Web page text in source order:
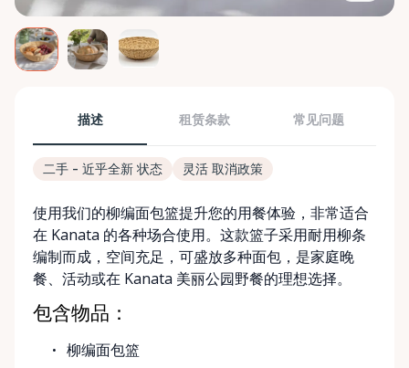
描述 租赁条款 常见问题
二手 - 近乎全新 状态 灵活 取消政策
使用我们的柳编面包篮提升您的用餐体验，非常适合
在 Kanata 的各种场合使用。这款篮子采用耐用柳条
编制而成，空间充足，可盛放多种面包，是家庭晚
餐、活动或在 Kanata 美丽公园野餐的理想选择。
包含物品：
柳编面包篮